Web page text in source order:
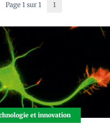
Page 1 sur 1 1
et innovation